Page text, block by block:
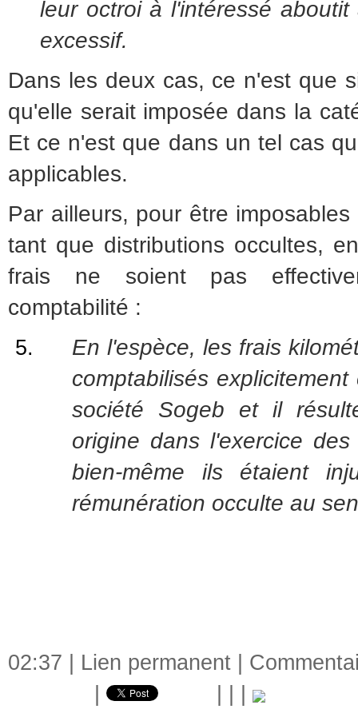
leur octroi à l'intéressé
excessif.
Dans les deux cas, ce n'est que
qu'elle serait imposée dans la
Et ce n'est que dans un tel cas
applicables.
Par ailleurs, pour être
tant que distributions occultes,
frais ne soient pas
comptabilité :
En l'espèce, les frais
comptabilisés
société Sogeb et il
origine dans l'exercice
bien-même ils étaient
rémunération occulte au
02:37 | Lien permanent